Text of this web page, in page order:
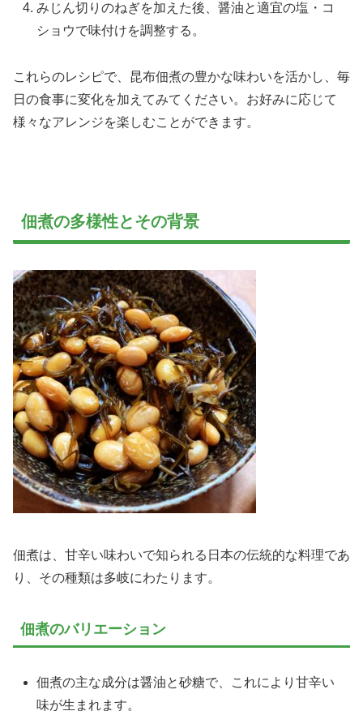
みじん切りのねぎを加えた後、醤油と適宜の塩・コ
ショウで味付けを調整する。
これらのレシピで、昆布佃煮の豊かな味わいを活かし、毎
日の食事に変化を加えてみてください。お好みに応じて
様々なアレンジを楽しむことができます。
佃煮の多様性とその背景
佃煮は、甘辛い味わいで知られる日本の伝統的な料理であ
り、その種類は多岐にわたります。
佃煮のバリエーション
佃煮の主な成分は醤油と砂糖で、これにより甘辛い
味が生まれます。